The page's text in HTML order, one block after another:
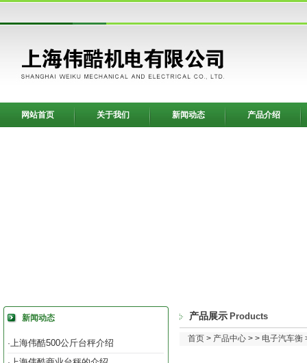
网站首页 关于我们 新闻动态 产品介绍
新闻动态
·上海伟酷500公斤台秤介绍
产品展示 Products
首页 > 产品中心 > > 电子汽车衡